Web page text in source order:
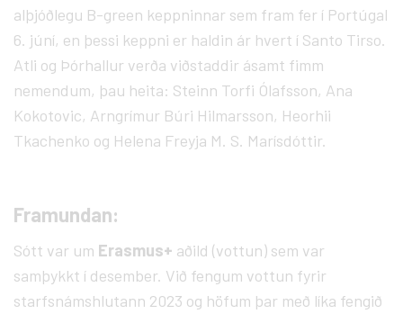
alþjóðlegu B-green keppninnar sem fram fer í Portúgal
6. júní, en þessi keppni er haldin ár hvert í Santo Tirso.
Atli og Þórhallur verða viðstaddir ásamt fimm
nemendum, þau heita: Steinn Torfi Ólafsson, Ana
Kokotovic, Arngrímur Búri Hilmarsson, Heorhii
Tkachenko og Helena Freyja M. S. Marísdóttir.
Framundan:
Sótt var um Erasmus+ aðild (vottun) sem var
samþykkt í desember. Við fengum vottun fyrir
starfsnámshlutann 2023 og höfum þar með líka fengið